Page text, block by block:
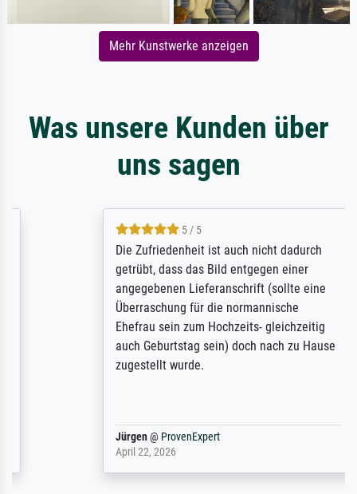
Mehr Kunstwerke anzeigen
Was unsere Kunden über
uns sagen
5 / 5
Die Zufriedenheit ist auch nicht dadurch
getrübt, dass das Bild entgegen einer
angegebenen Lieferanschrift (sollte eine
Überraschung für die normannische
Ehefrau sein zum Hochzeits- gleichzeitig
auch Geburtstag sein) doch nach zu Hause
zugestellt wurde.
ProvenExpert
April 22, 2026